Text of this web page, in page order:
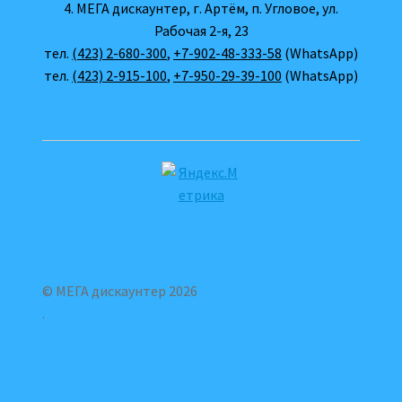
4. МЕГА дискаунтер, г. Артём, п. Угловое, ул.
Рабочая 2-я, 23
тел. (423) 2-680-300, +7-902-48-333-58 (WhatsApp)
тел. (423) 2-915-100, +7-950-29-39-100 (WhatsApp)
© МЕГА дискаунтер 2026
.